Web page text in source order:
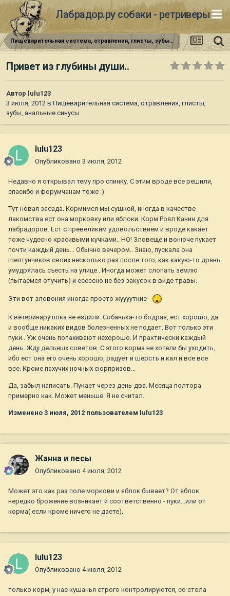
Лабрадор.ру собаки - ретриверы
Пищеварительная система, отравления, глисты, зубы, анальные синусы
Привет из глубины души..
Автор lulu123
3 июля, 2012 в Пищеварительная система, отравления, глисты,
зубы, анальные синусы
lulu123
Опубликовано 3 июля, 2012
Недавно я открывал тему про спинку. С этим вроде все решили,
спасибо и форумчанам тоже :)
Тут новая засада. Кормимся мы сушкой, иногда в качестве
лакомства ест она морковку или яблоки. Корм Роял Канин для
лабрадоров. Ест с превеликим удовольствием и вроде какает
тоже чудесно красивыми кучками.. НО! Зловеще и вонюче пукает
почти каждый день... Обычно вечером.. Знаю, пускала она
шептунчиков своих несколько раз после того, как какую-то дрянь
умудрялась съесть на улице.. Иногда может слопать землю
(пытаемся отучить) и есессно не без закусок в виде травы.
Эти вот зловония иногда просто жууууткие
К ветеринару пока не ездили. Собанька-то бодрая, ест хорошо, да
и вообще никаких видов болезненных не подает. Вот только эти
пуки.. Уж очень попахивают нехорошо. И практически каждый
день. Жду дельных советов. С этого корма не хотели бы уходить,
ибо ест она его очень хорошо, радует и шерсть и кал и все все
все. Кроме пахучих ночных сюрпризов...
Да, забыл написать. Пукает через день-два. Месяца полтора
примерно как. Может меньше. Я не считал..
Изменено 3 июля, 2012 пользователем lulu123
Жанна и песы
Опубликовано 4 июля, 2012
Может это как раз поле моркови и яблок бывает? От яблок
нередко брожение возникает и соответственно - пуки...или от
корма( если кроме ничего не даете).
lulu123
Опубликовано 4 июля, 2012
только корм, у нас кушанья строго контролируются, со стола